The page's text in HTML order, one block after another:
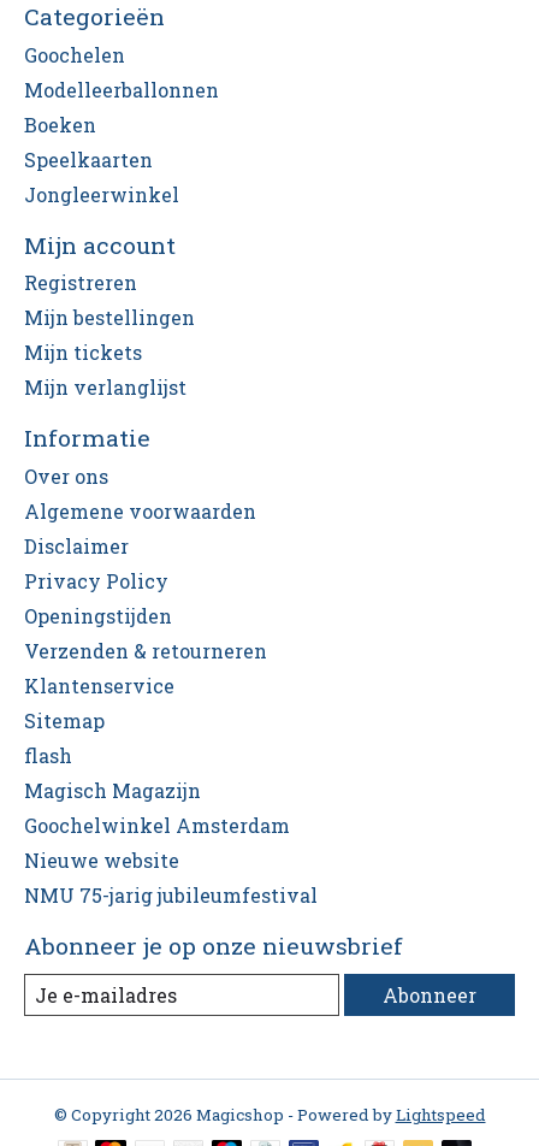
Categorieën
Goochelen
Modelleerballonnen
Boeken
Speelkaarten
Jongleerwinkel
Mijn account
Registreren
Mijn bestellingen
Mijn tickets
Mijn verlanglijst
Informatie
Over ons
Algemene voorwaarden
Disclaimer
Privacy Policy
Openingstijden
Verzenden & retourneren
Klantenservice
Sitemap
flash
Magisch Magazijn
Goochelwinkel Amsterdam
Nieuwe website
NMU 75-jarig jubileumfestival
Abonneer je op onze nieuwsbrief
Abonneer
© Copyright 2026 Magicshop - Powered byLightspeed